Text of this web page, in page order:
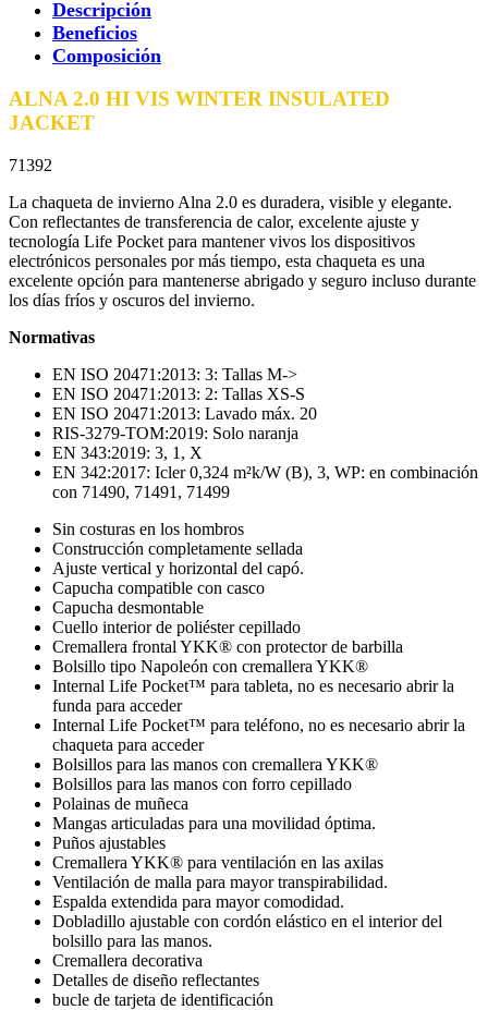
Descripción
Beneficios
Composición
ALNA 2.0 HI VIS WINTER INSULATED
JACKET
71392
La chaqueta de invierno Alna 2.0 es duradera, visible y elegante.
Con reflectantes de transferencia de calor, excelente ajuste y
tecnología Life Pocket para mantener vivos los dispositivos
electrónicos personales por más tiempo, esta chaqueta es una
excelente opción para mantenerse abrigado y seguro incluso durante
los días fríos y oscuros del invierno.
Normativas
EN ISO 20471:2013: 3: Tallas M->
EN ISO 20471:2013: 2: Tallas XS-S
EN ISO 20471:2013: Lavado máx. 20
RIS-3279-TOM:2019: Solo naranja
EN 343:2019: 3, 1, X
EN 342:2017: Icler 0,324 m²k/W (B), 3, WP: en combinación
con 71490, 71491, 71499
Sin costuras en los hombros
Construcción completamente sellada
Ajuste vertical y horizontal del capó.
Capucha compatible con casco
Capucha desmontable
Cuello interior de poliéster cepillado
Cremallera frontal YKK® con protector de barbilla
Bolsillo tipo Napoleón con cremallera YKK®
Internal Life Pocket™ para tableta, no es necesario abrir la
funda para acceder
Internal Life Pocket™ para teléfono, no es necesario abrir la
chaqueta para acceder
Bolsillos para las manos con cremallera YKK®
Bolsillos para las manos con forro cepillado
Polainas de muñeca
Mangas articuladas para una movilidad óptima.
Puños ajustables
Cremallera YKK® para ventilación en las axilas
Ventilación de malla para mayor transpirabilidad.
Espalda extendida para mayor comodidad.
Dobladillo ajustable con cordón elástico en el interior del
bolsillo para las manos.
Cremallera decorativa
Detalles de diseño reflectantes
bucle de tarjeta de identificación